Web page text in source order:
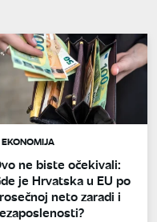
EKONOMIJA
ne biste očekivali:
je Hrvatska u EU po
neto zaradi i